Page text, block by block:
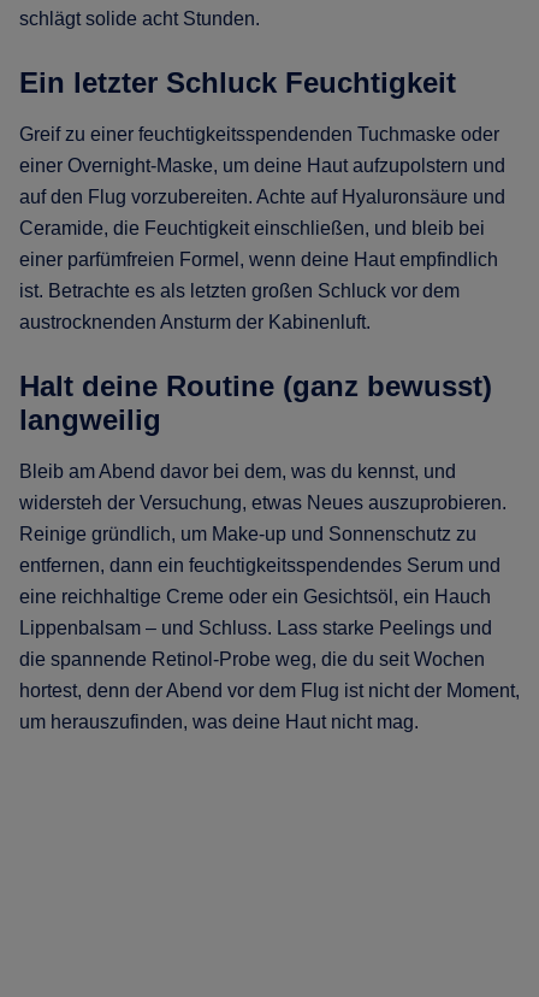
schlägt solide acht Stunden.
Ein letzter Schluck Feuchtigkeit
Greif zu einer feuchtigkeitsspendenden Tuchmaske oder
einer Overnight-Maske, um deine Haut aufzupolstern und
auf den Flug vorzubereiten. Achte auf Hyaluronsäure und
Ceramide, die Feuchtigkeit einschließen, und bleib bei
einer parfümfreien Formel, wenn deine Haut empfindlich
ist. Betrachte es als letzten großen Schluck vor dem
austrocknenden Ansturm der Kabinenluft.
Halt deine Routine (ganz bewusst)
langweilig
Bleib am Abend davor bei dem, was du kennst, und
widersteh der Versuchung, etwas Neues auszuprobieren.
Reinige gründlich, um Make-up und Sonnenschutz zu
entfernen, dann ein feuchtigkeitsspendendes Serum und
eine reichhaltige Creme oder ein Gesichtsöl, ein Hauch
Lippenbalsam – und Schluss. Lass starke Peelings und
die spannende Retinol-Probe weg, die du seit Wochen
hortest, denn der Abend vor dem Flug ist nicht der Moment,
um herauszufinden, was deine Haut nicht mag.